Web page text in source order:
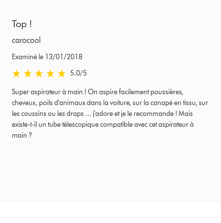
Top !
carocool
Examiné le 13/01/2018
5.0 stars out of 5 from Examiné le 13/01/2018 Avis
5.0/5
Super aspirateur à main ! On aspire facilement poussières,
cheveux, poils d'animaux dans la voiture, sur la canapé en tissu, sur
les coussins ou les draps ... j'adore et je le recommande ! Mais
existe-t-il un tube télescopique compatible avec cet aspirateur à
main ?